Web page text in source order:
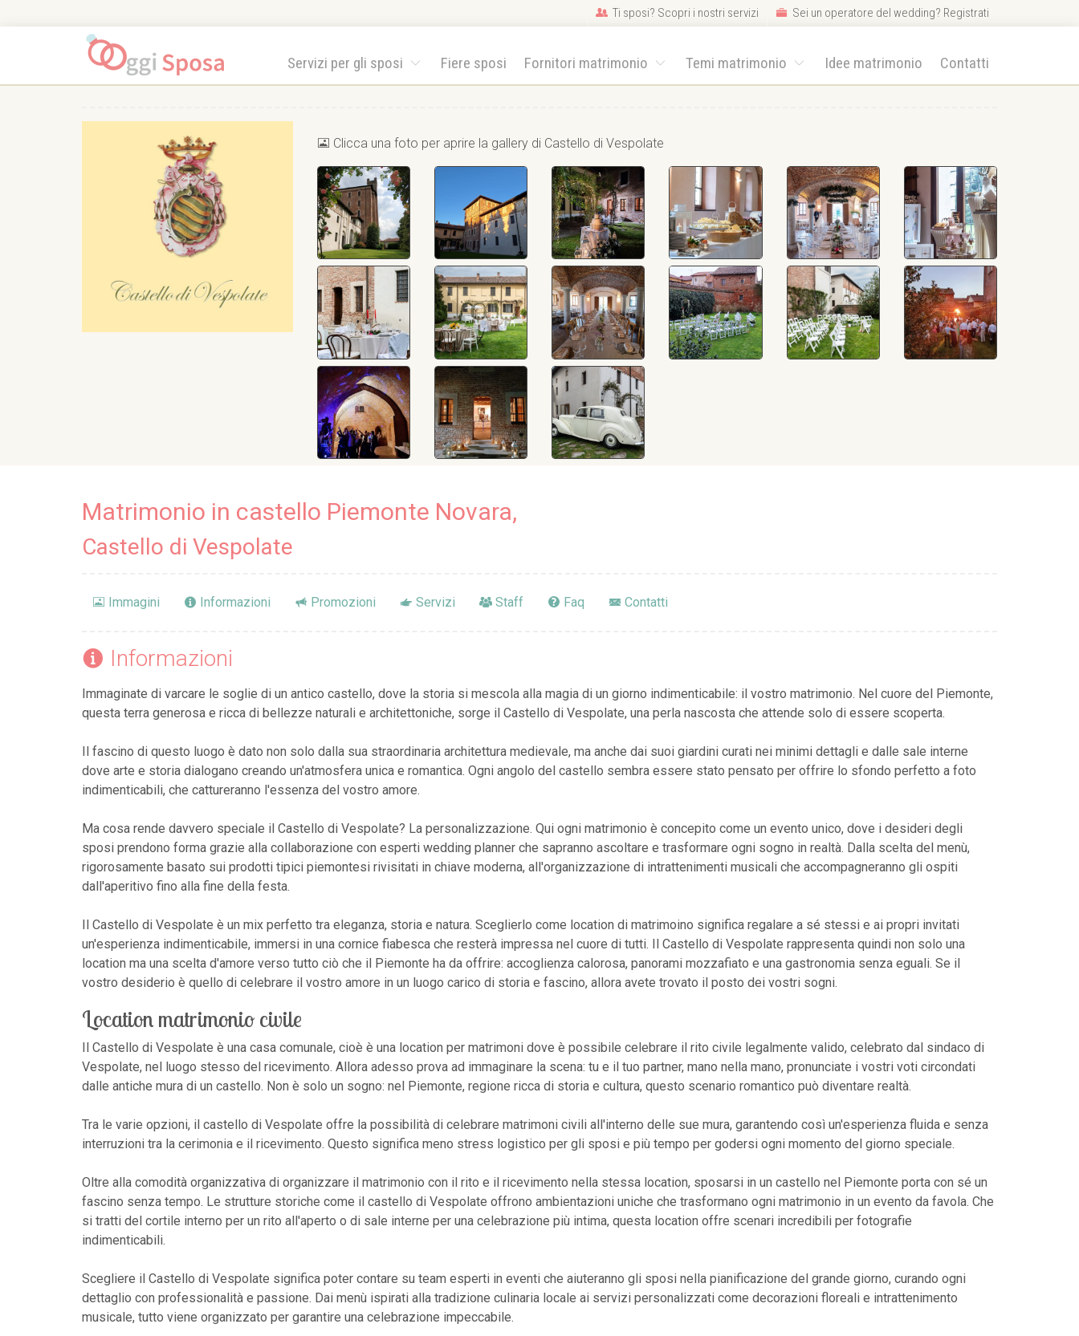
Ti sposi? Scopri i nostri servizi Sei un operatore del wedding? Registrati
Servizi per gli sposi Fiere sposi Fornitori matrimonio Temi matrimonio Idee matrimonio Contatti
Clicca una foto per aprire la gallery di Castello di Vespolate
Matrimonio in castello Piemonte Novara,
Castello di Vespolate
Immagini Informazioni Promozioni Servizi Staff Faq Contatti
Informazioni
Immaginate di varcare le soglie di un antico castello, dove la storia si mescola alla magia di un giorno indimenticabile: il vostro matrimonio. Nel cuore del Piemonte,
questa terra generosa e ricca di bellezze naturali e architettoniche, sorge il Castello di Vespolate, una perla nascosta che attende solo di essere scoperta.
Il fascino di questo luogo è dato non solo dalla sua straordinaria architettura medievale, ma anche dai suoi giardini curati nei minimi dettagli e dalle sale interne
dove arte e storia dialogano creando un'atmosfera unica e romantica. Ogni angolo del castello sembra essere stato pensato per offrire lo sfondo perfetto a foto
indimenticabili, che cattureranno l'essenza del vostro amore.
Ma cosa rende davvero speciale il Castello di Vespolate? La personalizzazione. Qui ogni matrimonio è concepito come un evento unico, dove i desideri degli
sposi prendono forma grazie alla collaborazione con esperti wedding planner che sapranno ascoltare e trasformare ogni sogno in realtà. Dalla scelta del menù,
rigorosamente basato sui prodotti tipici piemontesi rivisitati in chiave moderna, all'organizzazione di intrattenimenti musicali che accompagneranno gli ospiti
dall'aperitivo fino alla fine della festa.
Il Castello di Vespolate è un mix perfetto tra eleganza, storia e natura. Sceglierlo come location di matrimoino significa regalare a sé stessi e ai propri invitati
un'esperienza indimenticabile, immersi in una cornice fiabesca che resterà impressa nel cuore di tutti. Il Castello di Vespolate rappresenta quindi non solo una
location ma una scelta d'amore verso tutto ciò che il Piemonte ha da offrire: accoglienza calorosa, panorami mozzafiato e una gastronomia senza eguali. Se il
vostro desiderio è quello di celebrare il vostro amore in un luogo carico di storia e fascino, allora avete trovato il posto dei vostri sogni.
Location matrimonio civile
Il Castello di Vespolate è una casa comunale, cioè è una location per matrimoni dove è possibile celebrare il rito civile legalmente valido, celebrato dal sindaco di
Vespolate, nel luogo stesso del ricevimento. Allora adesso prova ad immaginare la scena: tu e il tuo partner, mano nella mano, pronunciate i vostri voti circondati
dalle antiche mura di un castello. Non è solo un sogno: nel Piemonte, regione ricca di storia e cultura, questo scenario romantico può diventare realtà.
Tra le varie opzioni, il castello di Vespolate offre la possibilità di celebrare matrimoni civili all'interno delle sue mura, garantendo così un'esperienza fluida e senza
interruzioni tra la cerimonia e il ricevimento. Questo significa meno stress logistico per gli sposi e più tempo per godersi ogni momento del giorno speciale.
Oltre alla comodità organizzativa di organizzare il matrimonio con il rito e il ricevimento nella stessa location, sposarsi in un castello nel Piemonte porta con sé un
fascino senza tempo. Le strutture storiche come il castello di Vespolate offrono ambientazioni uniche che trasformano ogni matrimonio in un evento da favola. Che
si tratti del cortile interno per un rito all'aperto o di sale interne per una celebrazione più intima, questa location offre scenari incredibili per fotografie
indimenticabili.
Scegliere il Castello di Vespolate significa poter contare su team esperti in eventi che aiuteranno gli sposi nella pianificazione del grande giorno, curando ogni
dettaglio con professionalità e passione. Dai menù ispirati alla tradizione culinaria locale ai servizi personalizzati come decorazioni floreali e intrattenimento
musicale, tutto viene organizzato per garantire una celebrazione impeccabile.